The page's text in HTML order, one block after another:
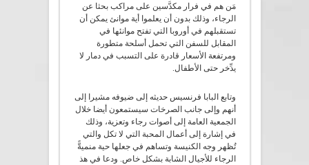
مَن هم في فرار مكدَّسين على مراكب بحثا عن
الرجاء، وذلك بدون أن يعلموا أية موانئ يمكن أن
تستقبلهم في أوروبا التي تفتح موانئها في
المقابل للسفن التي تحمل أسلحة متطورة
ومرتفعة الأسعار قادرة على التسبب في دمار لا
يدِّخر حتى الأطفال.
وتابع البابا فرنسيس حديثه إلى ضيوفه مشيرا إلى
أنهم وإلى جانب الصرخات سيستمعون أيضا خلال
الجمعية العامة إلى أصوات رجاء وتعزية، وذلك
في إشارة إلى أعمال المحبة التي لا تكل والتي
تُظهر وجه الكنيسة وتساهم في جعلها حية منميةًّ
الرجاء للأجيال الشابة بشكل خاص. ودعا في هذ